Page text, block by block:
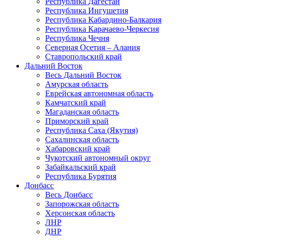
Республика Ингушетия
Республика Кабардино-Балкария
Республика Карачаево-Черкесия
Республика Чечня
Северная Осетия – Алания
Ставропольский край
Дальний Восток
Весь Дальний Восток
Амурская область
Еврейская автономная область
Камчатский край
Магаданская область
Приморский край
Республика Саха (Якутия)
Сахалинская область
Хабаровский край
Чукотский автономный округ
Забайкальский край
Республика Бурятия
Донбасс
Весь Донбасс
Запорожская область
Херсонская область
ЛНР
ДНР